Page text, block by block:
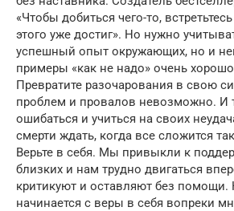
«Чтобы добиться чего-то,
этого уже достиг». Но нужно
успешный опыт окружающих, но и
примеры «как не надо» очень
Превратите разочарования в свою
проблем и провалов невозможно. И
ошибаться и учиться на своих
смерти ждать, когда все сложится
Верьте в себя. Мы привыкли к
близких и нам трудно двигаться
критикуют и оставляют без помощи.
начинается с веры в себя вопреки